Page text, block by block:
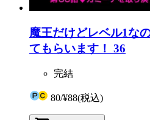
魔王だけどレベル1な
てもらいます！ 36
完結
80/¥88(税込)